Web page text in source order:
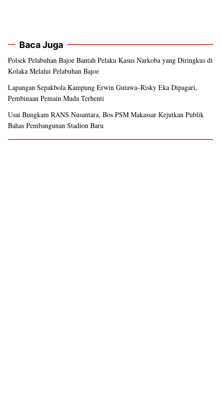
Baca Juga
Polsek Pelabuhan Bajoe Bantah Pelaku Kasus Narkoba yang Diringkus di
Kolaka Melalui Pelabuhan Bajoe
Lapangan Sepakbola Kampung Erwin Gutawa–Risky Eka Dipagari,
Pembinaan Pemain Muda Terhenti
Usai Bungkam RANS Nusantara, Bos PSM Makassar Kejutkan Publik
Bahas Pembangunan Stadion Baru